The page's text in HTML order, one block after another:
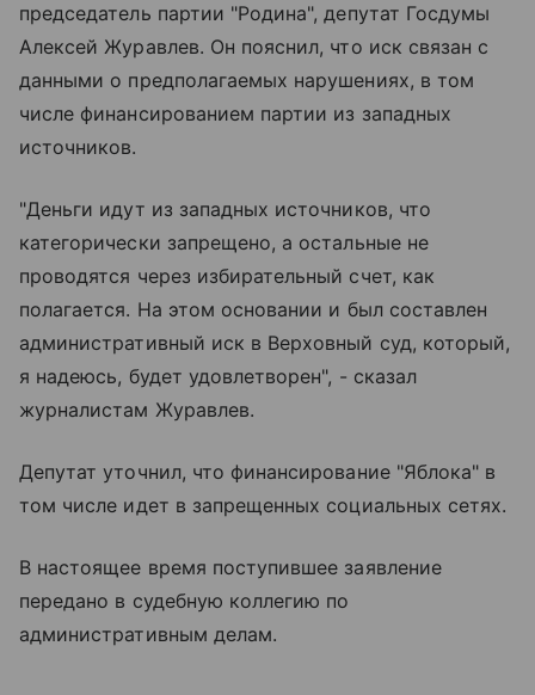
председатель партии "Родина", депутат Госдумы
Алексей Журавлев. Он пояснил, что иск связан с
данными о предполагаемых нарушениях, в том
числе финансированием партии из западных
источников.
"Деньги идут из западных источников, что
категорически запрещено, а остальные не
проводятся через избирательный счет, как
полагается. На этом основании и был составлен
административный иск в Верховный суд, который,
я надеюсь, будет удовлетворен", - сказал
журналистам Журавлев.
Депутат уточнил, что финансирование "Яблока" в
том числе идет в запрещенных социальных сетях.
В настоящее время поступившее заявление
передано в судебную коллегию по
административным делам.